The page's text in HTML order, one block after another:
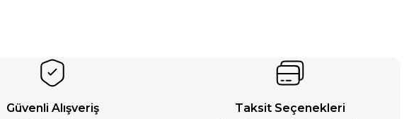
Güvenli Alışveriş Taksit Seçenekleri